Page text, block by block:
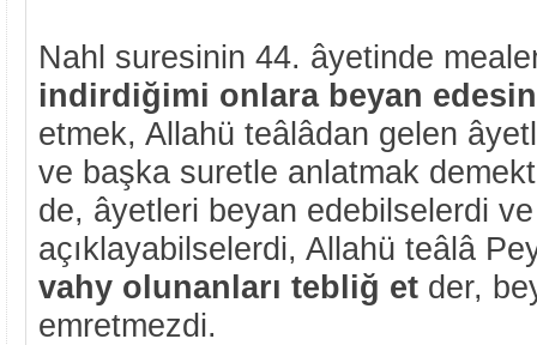
Nahl suresinin 44. âyetinde
indirdiğimi onlara beyan
etmek, Allahü teâlâdan gelen
ve başka suretle anlatmak
de, âyetleri beyan edebilselerdi ve
açıklayabilselerdi, Allahü teâlâ
vahy olunanları tebliğ et der,
emretmezdi.